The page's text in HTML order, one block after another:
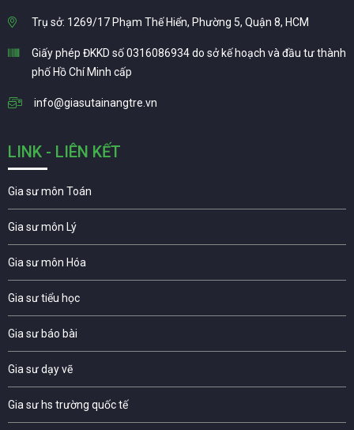
Trụ sở: 1269/17 Phạm Thế Hiển, Phường 5, Quận 8, HCM
Giấy phép ĐKKD số 0316086934 do sở kế hoạch và đầu tư thành
phố Hồ Chí Minh cấp
info@giasutainangtre.vn
LINK - LIÊN KẾT
Gia sư môn Toán
Gia sư môn Lý
Gia sư môn Hóa
Gia sư tiểu học
Gia sư báo bài
Gia sư dạy vẽ
Gia sư hs trường quốc tế